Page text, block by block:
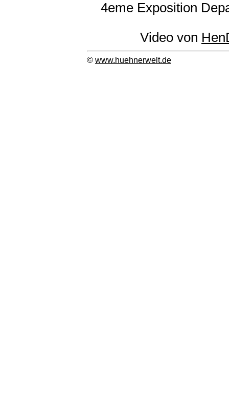
4eme Exposition
Video von
© www.huehnerwelt.de